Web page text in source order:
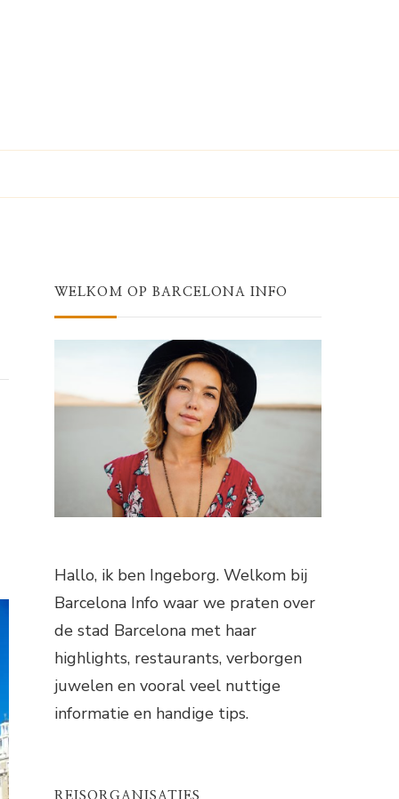
WELKOM OP BARCELONA INFO
Hallo, ik ben Ingeborg. Welkom bij
Barcelona Info waar we praten over
de stad Barcelona met haar
highlights, restaurants, verborgen
juwelen en vooral veel nuttige
informatie en handige tips.
REISORGANISATIES